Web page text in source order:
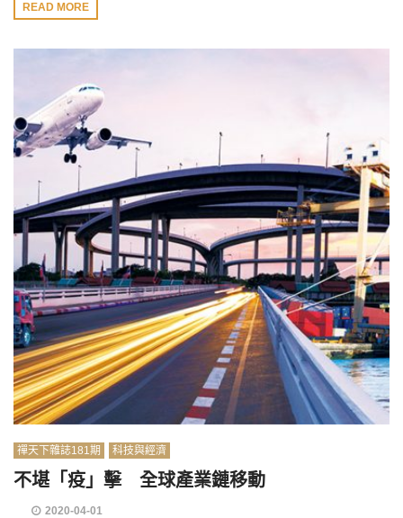
READ MORE
禪天下雜誌181期 科技與經濟
不堪「疫」擊 全球產業鏈移動
2020-04-01